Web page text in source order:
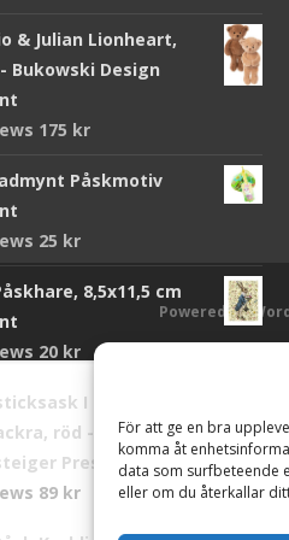
För att ge en bra
komma åt
data som surfbeteende
eller om du återkallar
& Julian Lionheart,
Bukowski Design
175 kr
Påskmotiv
25 kr
8,5x11,5 cm
20 kr
I den enkla bor
röd - Ernst
Present
89 kr
Powered by